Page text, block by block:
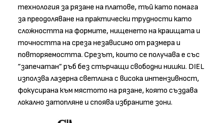
технология за рязане на платове, тъй като помага
за преодоляване на практически трудности като
сложността на формите, нищенето на краищата и
точността на среза независимо от размера и
повторяемостта. Срезът, които се получава е със
”запечатан” ръб без стърчащи свободни нишки. DIEL
използва лазерна светлина с висока интензивност,
фокусирана към мястото на рязане, която създава
локално затопляне и споява избраните зони.